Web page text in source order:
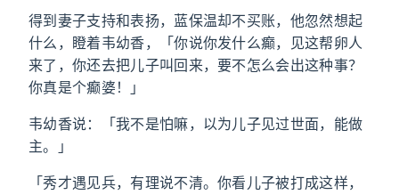
得到妻子支持和表扬，蓝保温却不买账，他忽然想起
什么，瞪着韦幼香，「你说你发什么癫，见这帮卵人
来了，你还去把儿子叫回来，要不怎么会出这种事？
你真是个癫婆！」
韦幼香说：「我不是怕嘛，以为儿子见过世面，能做
主。」
「秀才遇见兵，有理说不清。你看儿子被打成这样，